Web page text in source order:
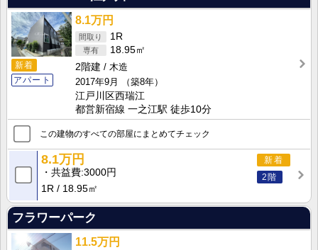
新着
アパート
8.1万円
1R
18.95㎡
2階建
木造
2017年9月
（築8年）
江戸川区西瑞江
都営新宿線 一之江駅 徒歩10分
この建物のすべての部屋にまとめてチェック
新着
2階
8.1万円
共益費 3000円
1R
18.95㎡
フラワーパーク
11.5万円